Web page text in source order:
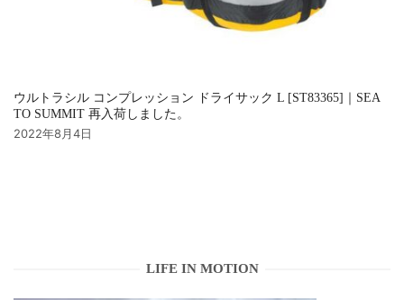
ウルトラシル コンプレッション ドライサック L [ST83365]｜SEA
TO SUMMIT 再入荷しました。
2022年8月4日
LIFE IN MOTION